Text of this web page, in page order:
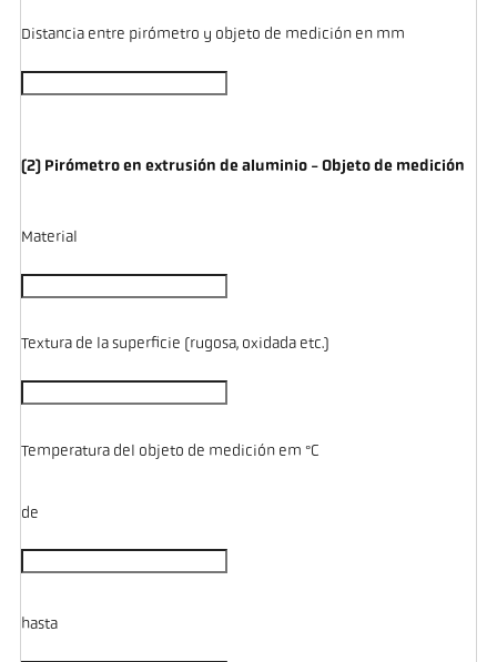
Distancia entre pirómetro y objeto de medición en mm
(2) Pirómetro en extrusión de aluminio - Objeto de medición
Material
Textura de la superficie (rugosa, oxidada etc.)
Temperatura del objeto de medición em °C
de
hasta